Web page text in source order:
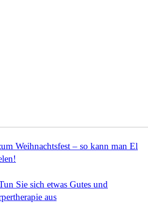
Weihnachtsfest – so kann man El
Sie sich etwas Gutes und
aus